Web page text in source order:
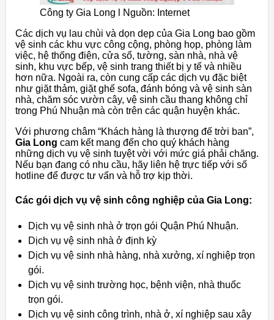
Công ty Gia Long l Nguồn: Internet
Các dịch vụ lau chùi và dọn dẹp của Gia Long bao gồm
vệ sinh các khu vực công cộng, phòng họp, phòng làm
việc, hệ thống điện, cửa sổ, tường, sàn nhà, nhà vệ
sinh, khu vực bếp, vệ sinh trang thiết bị y tế và nhiều
hơn nữa. Ngoài ra, còn cung cấp các dịch vụ đặc biệt
như giặt thảm, giặt ghế sofa, đánh bóng và vệ sinh sàn
nhà, chăm sóc vườn cây, vệ sinh cầu thang không chỉ
trong Phú Nhuận mà còn trên các quận huyện khác.
Với phương châm “Khách hàng là thượng đế trời ban”,
Gia Long cam kết mang đến cho quý khách hàng
những dịch vụ vệ sinh tuyệt vời với mức giá phải chăng.
Nếu bạn đang có nhu cầu, hãy liên hệ trực tiếp với số
hotline để được tư vấn và hỗ trợ kịp thời.
Các gói dịch vụ vệ sinh công nghiệp của Gia Long:
Dịch vụ vệ sinh nhà ở trọn gói Quận Phú Nhuận.
Dịch vụ vệ sinh nhà ở định kỳ
Dịch vụ vệ sinh nhà hàng, nhà xưởng, xí nghiệp trọn
gói.
Dịch vụ vệ sinh trường học, bệnh viện, nhà thuốc
trọn gói.
Dịch vụ vệ sinh công trình, nhà ở, xí nghiệp sau xây